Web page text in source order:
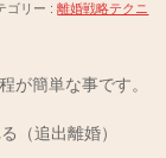
ゴリー :離婚戦略テクニ
が簡単な事です。
（追出離婚）